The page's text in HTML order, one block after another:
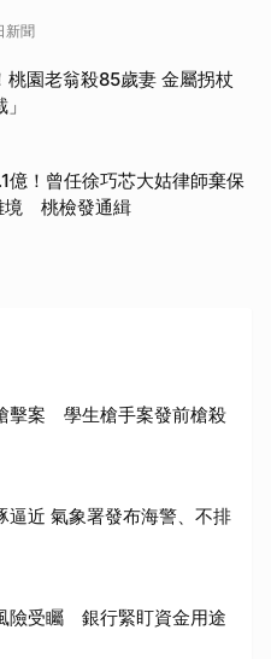
新聞
桃園老翁殺85歲妻 金屬拐杖
億！曾任徐巧芯大姑律師棄保
境 桃檢發通緝
擊案 學生槍手案發前槍殺
逼近 氣象署發布海警、不排
險受矚 銀行緊盯資金用途